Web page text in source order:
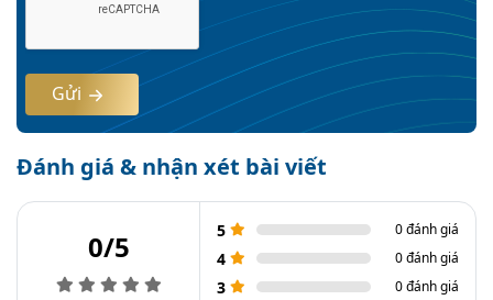
Gửi
Đánh giá & nhận xét bài viết
0/5 5 0 đánh giá
4 0 đánh giá
3 0 đánh giá